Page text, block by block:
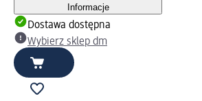
Informacje
Dostawa dostępna
Wybierz sklep dm